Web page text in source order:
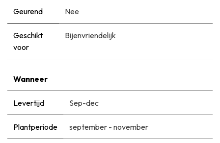
Geurend Nee
Geschikt
voor
Bijenvriendelijk
Wanneer
Levertijd Sep-dec
Plantperiode september - november